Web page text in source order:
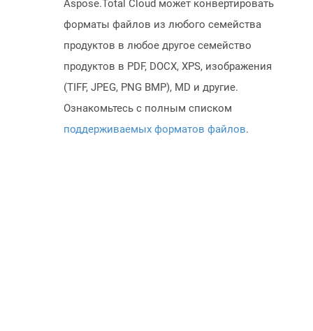
Aspose.Total Cloud может конвертировать
форматы файлов из любого семейства
продуктов в любое другое семейство
продуктов в PDF, DOCX, XPS, изображения
(TIFF, JPEG, PNG BMP), MD и другие.
Ознакомьтесь с полным списком
поддерживаемых форматов файлов.